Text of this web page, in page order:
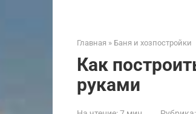
Главная » Баня и хозпостройки
Как
руками